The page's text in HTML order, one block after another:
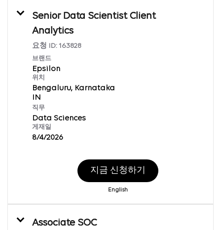
Senior Data Scientist Client
Analytics
요청 ID: 163828
브랜드
Epsilon
위치
Bengaluru, Karnataka
직무
Data Sciences
게재일
8/4/2026
지금 신청하기
English
Associate SOC